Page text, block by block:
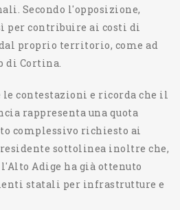
Secondo l'opposizione,
per contribuire ai costi di
proprio territorio, come ad
di Cortina.
le contestazioni e ricorda che il
rappresenta una quota
complessivo richiesto ai
sottolinea inoltre che,
Adige ha già ottenuto
statali per infrastrutture e